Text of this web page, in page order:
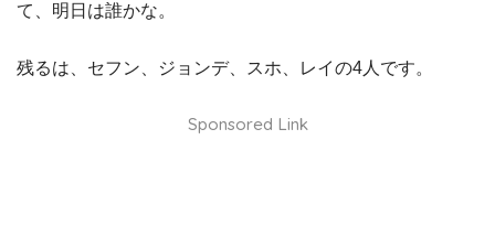
て、明日は誰かな。
残るは、セフン、ジョンデ、スホ、レイの4人です。
Sponsored Link